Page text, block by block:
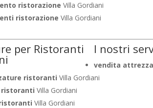
ristorazione Villa Gordiani
ristorazione Villa Gordiani
I nostri
vendita
ristoranti Villa Gordiani
ristoranti Villa Gordiani
Villa Gordiani